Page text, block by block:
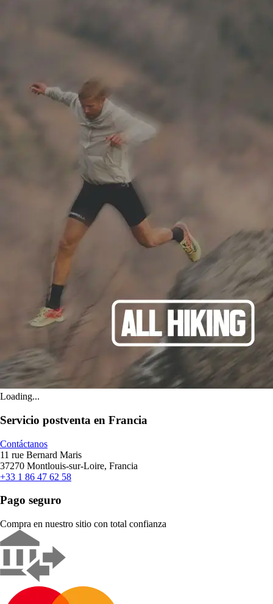
Loading...
Servicio postventa en Francia
Contáctanos
11 rue Bernard Maris
37270 Montlouis-sur-Loire, Francia
+33 1 86 47 62 58
Pago seguro
Compra en nuestro sitio con total confianza